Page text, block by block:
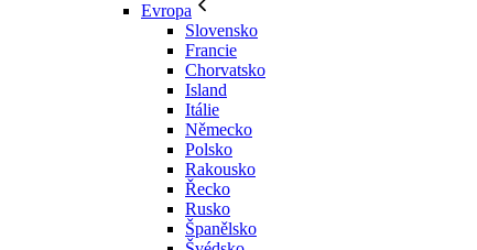
Evropa
Slovensko
Francie
Chorvatsko
Island
Itálie
Německo
Polsko
Rakousko
Řecko
Rusko
Španělsko